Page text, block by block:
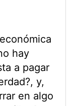
hay
a pagar
y,
en algo